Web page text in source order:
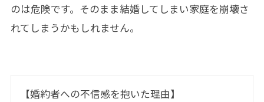
のは危険です。そのまま結婚してしまい家庭を崩壊さ
れてしまうかもしれません。
【婚約者への不信感を抱いた理由】